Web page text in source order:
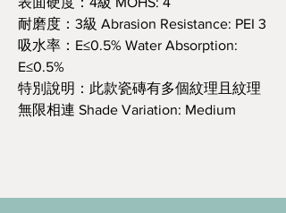
耐磨度：3級 Abrasion Resistance: PEI 3
吸水率：E≤0.5% Water Absorption:
E≤0.5%
特別說明：此款瓷磚有多個紋理且紋理
無限相連 Shade Variation: Medium